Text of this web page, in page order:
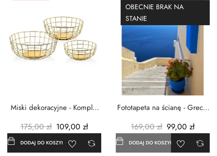
Miski dekoracyjne - Komplet
175,00 zł 109,00 zł
DODAJ DO KOSZYKA
OBECNIE BRAK NA
STANIE
Fototapeta na ścianę - Grecja
169,00 zł 99,00 zł
DODAJ DO KOSZYKA